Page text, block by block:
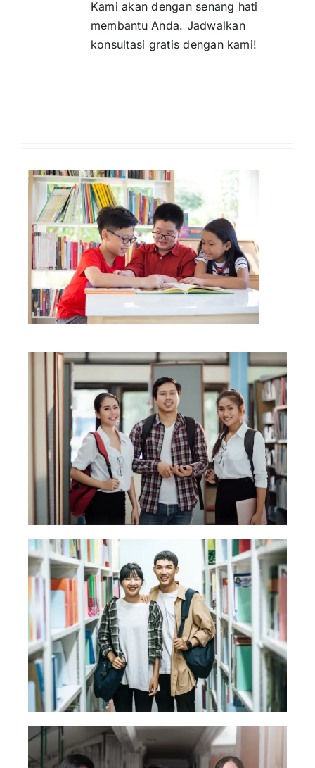
Kami akan dengan senang hati
membantu Anda. Jadwalkan
konsultasi gratis dengan kami!